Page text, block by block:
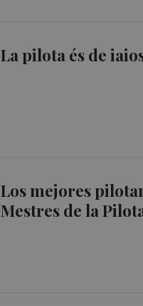
La pilota és de
Los mejores
Mestres de la